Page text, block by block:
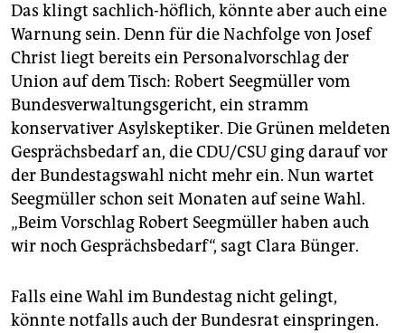
Das klingt sachlich-höflich, könnte aber auch eine
Warnung sein. Denn für die Nachfolge von Josef
Christ liegt bereits ein Personalvorschlag der
Union auf dem Tisch: Robert Seegmüller vom
Bundesverwaltungsgericht, ein stramm
konservativer Asylskeptiker. Die Grünen meldeten
Gesprächsbedarf an, die CDU/CSU ging darauf vor
der Bundestagswahl nicht mehr ein. Nun wartet
Seegmüller schon seit Monaten auf seine Wahl.
„Beim Vorschlag Robert Seegmüller haben auch
wir noch Gesprächsbedarf“, sagt Clara Bünger.
Falls eine Wahl im Bundestag nicht gelingt,
könnte notfalls auch der Bundesrat einspringen.